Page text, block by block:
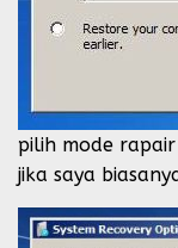
pilih mode
jika saya